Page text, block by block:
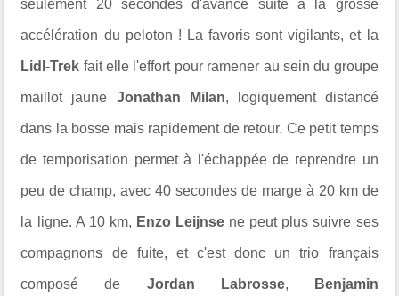
seulement 20 secondes d'avance suite à la grosse
accélération du peloton ! La favoris sont vigilants, et la
Lidl-Trek fait elle l'effort pour ramener au sein du groupe
maillot jaune Jonathan Milan, logiquement distancé
dans la bosse mais rapidement de retour. Ce petit temps
de temporisation permet à l'échappée de reprendre un
peu de champ, avec 40 secondes de marge à 20 km de
la ligne. A 10 km, Enzo Leijnse ne peut plus suivre ses
compagnons de fuite, et c'est donc un trio français
composé de Jordan Labrosse, Benjamin